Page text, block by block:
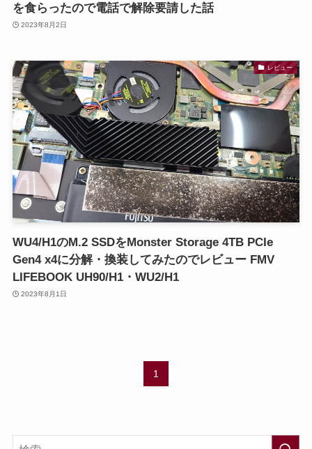
を食らったので電話で解除要請した話
2023年8月2日
レビュー
WU4/H1のM.2 SSDをMonster Storage 4TB PCIe
Gen4 x4に分解・換装してみたのでレビュー FMV
LIFEBOOK UH90/H1・WU2/H1
2023年8月1日
1